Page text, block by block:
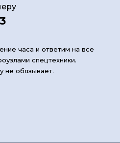
часа и ответим на все
спецтехники.
не обязывает.